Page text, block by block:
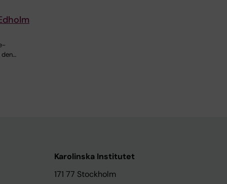
Karolinska Institutet
171 77 Stockholm